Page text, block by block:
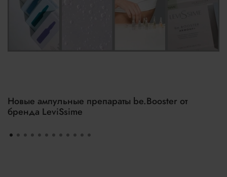
Новые ампульные препараты be.Booster от
бренда LeviSsime